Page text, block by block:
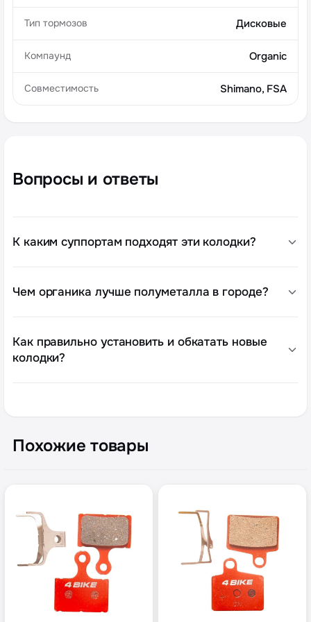
Тип тормозов Дисковые
Компаунд Organic
Совместимость Shimano, FSA
Вопросы и ответы
К каким суппортам подходят эти колодки?
Чем органика лучше полуметалла в городе?
Как правильно установить и обкатать новые
колодки?
Похожие товары